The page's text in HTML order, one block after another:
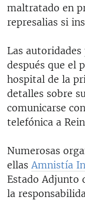
maltratado en
represalias si
Las
después que el
hospital de la
detalles sobre
comunicarse
telefónica a
Numerosas
ellas Amnistía
Estado Adjunto
la